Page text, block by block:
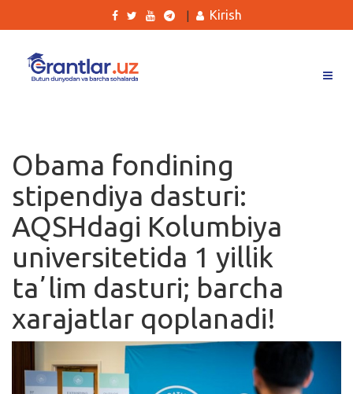
Ishlar
Kurslar
Blog
Yana
Kirish
Kirish
Obama fondining
stipendiya dasturi:
AQSHdagi Kolumbiya
universitetida 1 yillik
taʼlim dasturi; barcha
xarajatlar qoplanadi!